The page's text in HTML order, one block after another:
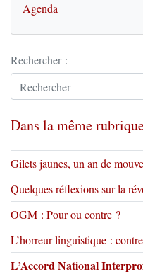
Agenda
Rechercher :
Dans la même
Gilets jaunes, un an de
Quelques réflexions sur la
OGM : Pour ou contre ?
L’horreur linguistique :
L’Accord National